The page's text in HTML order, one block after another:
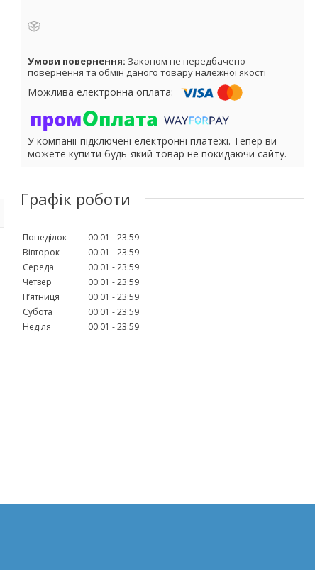
Законом не передбачено
повернення та обмін даного товару належної якості
У компанії підключені електронні платежі. Тепер ви
можете купити будь-який товар не покидаючи сайту.
Графік роботи
Понеділок 00:01
23:59
Вівторок
00:01
23:59
Середа
00:01
23:59
Четвер
00:01
23:59
Пʼятниця
00:01
23:59
Субота
00:01
23:59
Неділя
00:01 23:59